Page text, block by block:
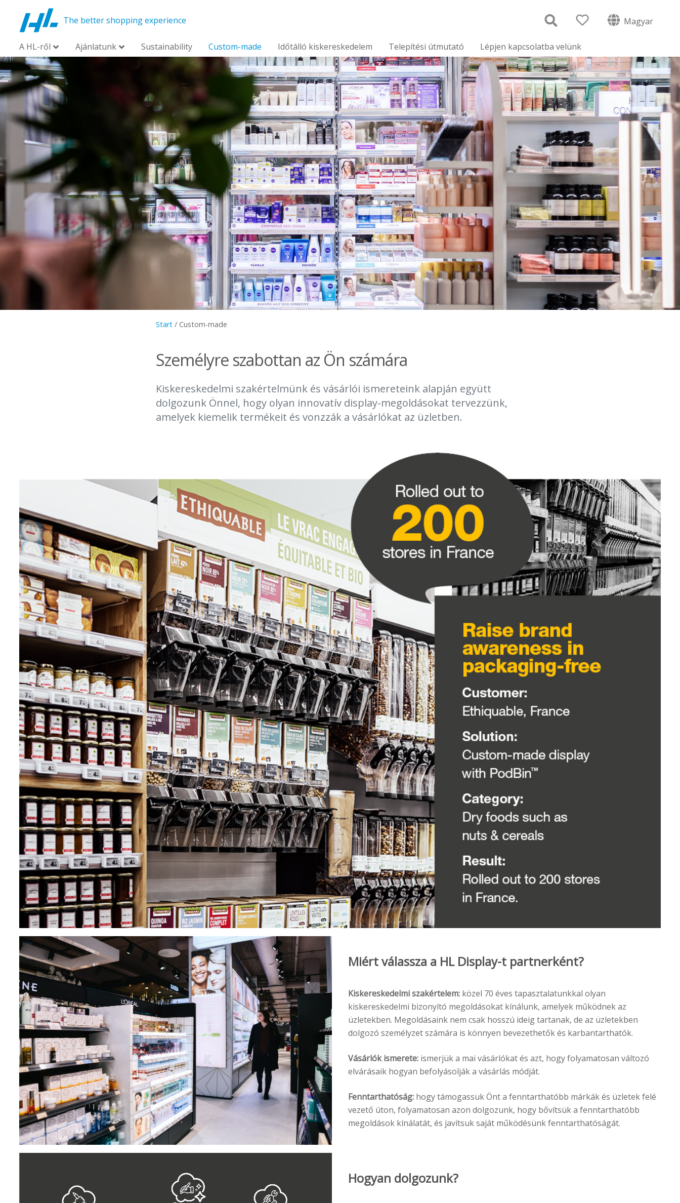
The better shopping experience Magyar
A HL-ről Ajánlatunk Sustainability Custom-made Időtálló kiskereskedelem Telepítési útmutató Lépjen kapcsolatba velünk
Start/ Custom-made
Személyre szabottan az Ön számára
Kiskereskedelmi szakértelmünk és vásárlói ismereteink alapján együtt
dolgozunk Önnel, hogy olyan innovatív display-megoldásokat tervezzünk,
amelyek kiemelik termékeit és vonzzák a vásárlókat az üzletben.
Miért válassza a HL Display-t partnerként?
Kiskereskedelmi szakértelem: közel 70 éves tapasztalatunkkal olyan
kiskereskedelmi bizonyító megoldásokat kínálunk, amelyek működnek az
üzletekben. Megoldásaink nem csak hosszú ideig tartanak, de az üzletekben
dolgozó személyzet számára is könnyen bevezethetők és karbantarthatók.
Vásárlók ismerete: ismerjük a mai vásárlókat és azt, hogy folyamatosan változó
elvárásaik hogyan befolyásolják a vásárlás módját.
Fenntarthatóság: hogy támogassuk Önt a fenntarthatóbb márkák és üzletek felé
vezető úton, folyamatosan azon dolgozunk, hogy bővítsük a fenntarthatóbb
megoldások kínálatát, és javítsuk saját működésünk fenntarthatóságát.
Hogyan dolgozunk?